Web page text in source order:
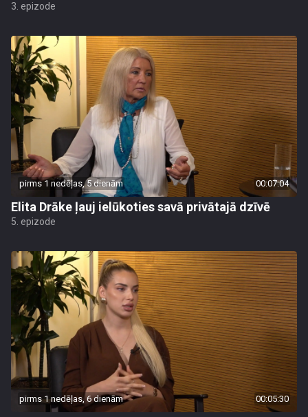
3. epizode
pirms 1 nedēļas, 5 dienām 00:07:04
Elita Drāke ļauj ielūkoties savā privātajā dzīvē
5. epizode
pirms 1 nedēļas, 6 dienām 00:05:30